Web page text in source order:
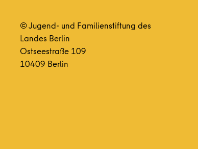
© Jugend- und Familienstiftung des
Landes Berlin
Ostseestraße 109
10409 Berlin